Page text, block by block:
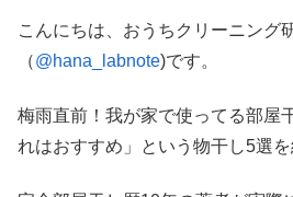
こんにちは、おうちクリーニング
（@hana_labnote)です。
梅雨直前！我が家で使ってる部屋
れはおすすめ」という物干し5選を